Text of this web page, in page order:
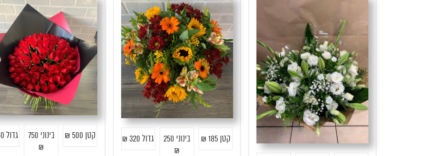
קטן 185 ₪
בינוני 250
₪
גדול 320 ₪ קטן 500 ₪
בינוני 750
₪
גדול 950 ₪